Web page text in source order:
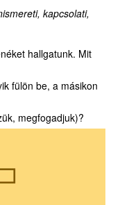
, kapcsolati,
hallgatunk. Mit
fülön be, a másikon
megfogadjuk)?